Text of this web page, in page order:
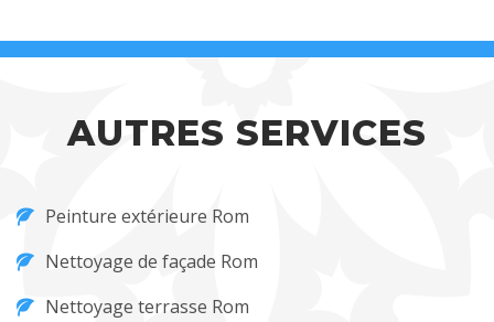
AUTRES SERVICES
Peinture extérieure Rom
Nettoyage de façade Rom
Nettoyage terrasse Rom